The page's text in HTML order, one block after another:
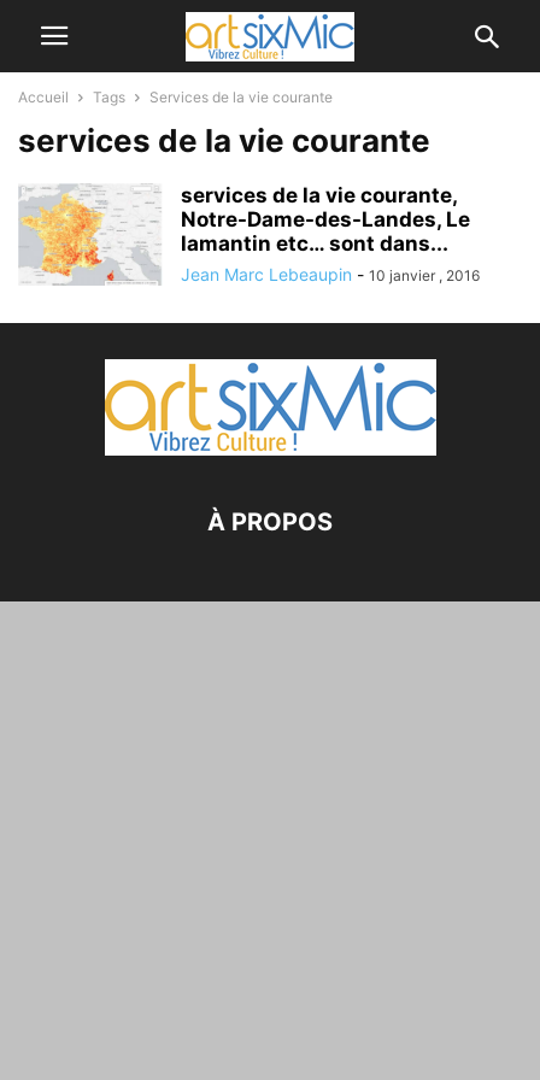
Accueil Tags Services de la vie courante
services de la vie courante
services de la vie courante,
Notre-Dame-des-Landes, Le
lamantin etc… sont dans...
Jean Marc Lebeaupin - 10 janvier , 2016
À PROPOS